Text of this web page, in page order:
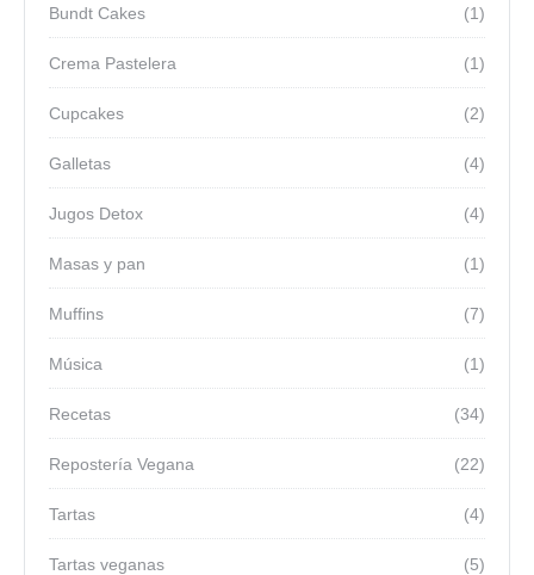
(1)
Bundt Cakes
(1)
Crema Pastelera
(2)
Cupcakes
(4)
Galletas
(4)
Jugos Detox
(1)
Masas y pan
(7)
Muffins
(1)
Música
(34)
Recetas
(22)
Repostería Vegana
(4)
Tartas
(5)
Tartas veganas